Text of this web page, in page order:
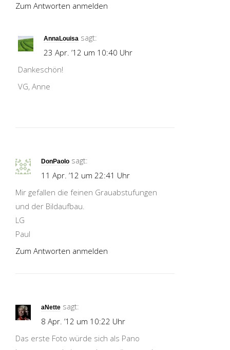
Zum Antworten anmelden
AnnaLouisa sagt:
23 Apr. ’12 um 10:40 Uhr
Dankeschön!
VG, Anne
DonPaolo sagt:
11 Apr. ’12 um 22:41 Uhr
Mir gefallen die feinen Grauabstufungen
und der Bildaufbau.
LG
Paul
Zum Antworten anmelden
aNette sagt:
8 Apr. ’12 um 10:22 Uhr
Das erste Foto würde sich als Pano